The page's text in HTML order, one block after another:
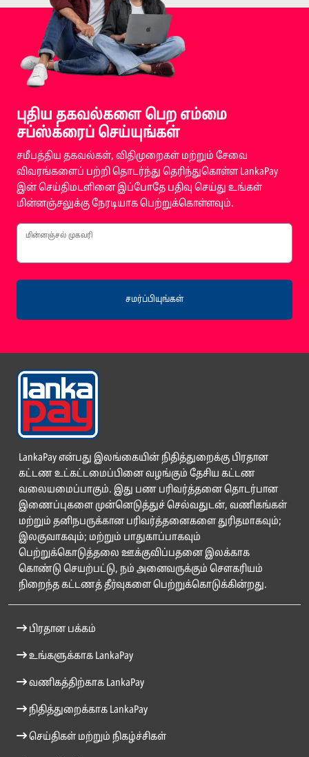
புதிய தகவல்களை பெற எம்மை
சப்ஸ்க்ரைப் செய்யுங்கள்
சமீபத்திய தகவல்கள், விதிமுறைகள் மற்றும் சேவை
விவரங்களைப் பற்றி தொடர்ந்து தெரிந்துகொள்ள LankaPay
இன் செய்திமடளினை இப்போதே பதிவு செய்து உங்கள்
மின்னஞ்சலுக்கு நேரடியாக பெற்றுக்கொள்ளவும்.
மின்னஞ்சல் முகவரி
சமர்ப்பியுங்கள்
LankaPay என்பது இலங்கையின் நிதித்துறைக்கு பிரதான
கட்டண உட்கட்டமைப்பினை வழங்கும் தேசிய கட்டண
வலையமைப்பாகும். இது பண பரிவர்த்தனை தொடர்பான
இணைப்புகளை முன்னெடுத்துச் செல்வதுடன், வணிகங்கள்
மற்றும் தனிநபருக்கான பரிவர்த்தனைகளை துரிதமாகவும்;
இலகுவாகவும்; மற்றும் பாதுகாப்பாகவும்
பெற்றுக்கொடுத்தலை ஊக்குவிப்பதனை இலக்காக
கொண்டு செயற்பட்டு, நம் அனைவருக்கும் சௌகரியம்
நிறைந்த கட்டணத் தீர்வுகளை பெற்றுக்கொடுக்கின்றது.
பிரதான பக்கம்
உங்களுக்காக LankaPay
வணிகத்திற்காக LankaPay
நிதித்துறைக்காக LankaPay
செய்திகள் மற்றும் நிகழ்ச்சிகள்